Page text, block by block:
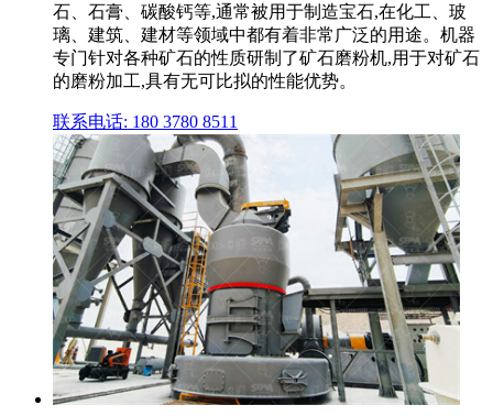
石、石膏、碳酸钙等,通常被用于制造宝石,在化工、玻
璃、建筑、建材等领域中都有着非常广泛的用途。机器
专门针对各种矿石的性质研制了矿石磨粉机,用于对矿石
的磨粉加工,具有无可比拟的性能优势。
联系电话: 180 3780 8511